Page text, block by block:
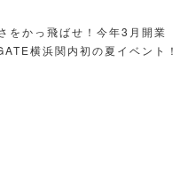
をかっ飛ばせ！今年3月開業
横浜関内初の夏イベント！